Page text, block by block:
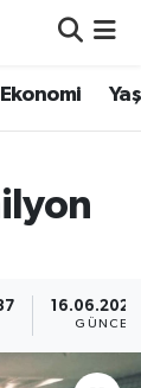
Ekonomi